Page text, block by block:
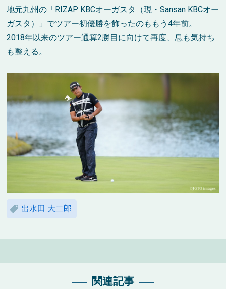
地元九州の「RIZAP KBCオーガスタ（現・Sansan KBCオー
ガスタ）」でツアー初優勝を飾ったのももう4年前。
2018年以来のツアー通算2勝目に向けて再度、息も気持ち
も整える。
出水田 大二郎
関連記事